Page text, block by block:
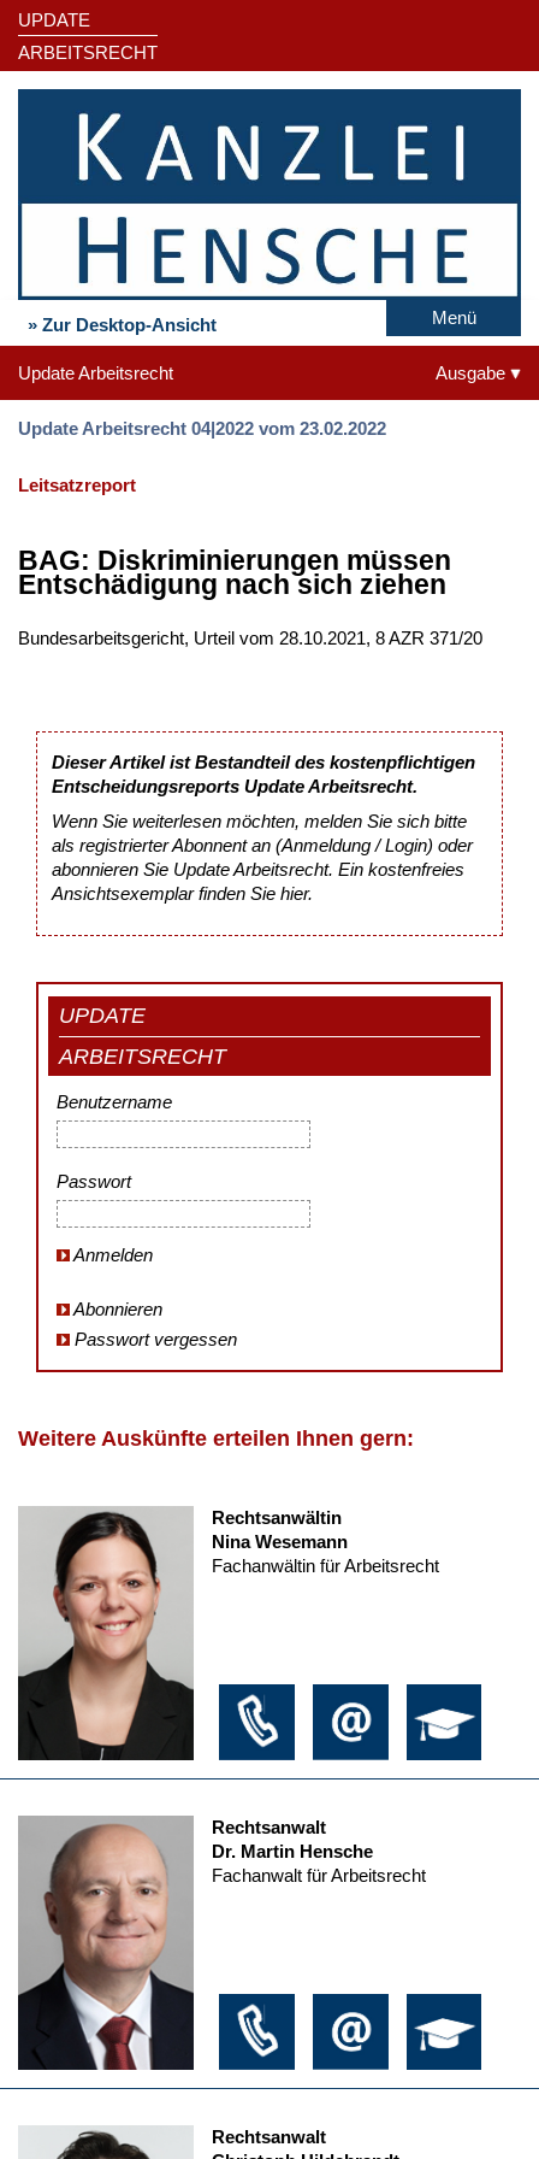
UPDATE
ARBEITSRECHT
» Zur Desktop-Ansicht Menü
Update Arbeitsrecht Ausgabe
Update Arbeitsrecht 04|2022 vom 23.02.2022
Leitsatzreport
BAG: Diskriminierungen müssen
Entschädigung nach sich ziehen
Bundesarbeitsgericht, Urteil vom 28.10.2021, 8 AZR 371/20
Dieser Artikel ist Bestandteil des kostenpflichtigen
Entscheidungsreports Update Arbeitsrecht.
Wenn Sie weiterlesen möchten, melden Sie sich bitte
als registrierter Abonnent an (Anmeldung / Login) oder
abonnieren Sie Update Arbeitsrecht. Ein kostenfreies
Ansichtsexemplar finden Sie hier.
UPDATE
ARBEITSRECHT
Benutzername
Passwort
Anmelden
Abonnieren
Passwort vergessen
Weitere Auskünfte erteilen Ihnen gern:
Rechtsanwältin
Nina Wesemann
Fachanwältin für Arbeitsrecht
Rechtsanwalt
Dr. Martin Hensche
Fachanwalt für Arbeitsrecht
Rechtsanwalt